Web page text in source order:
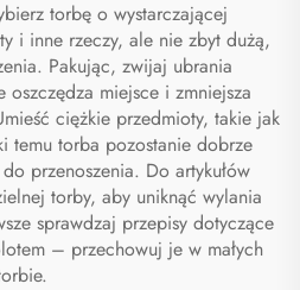
torbę o wystarczającej
i inne rzeczy, ale nie zbyt dużą,
Pakując, zwijaj ubrania
oszczędza miejsce i zmniejsza
ciężkie przedmioty, takie jak
temu torba pozostanie dobrze
przenoszenia. Do artykułów
torby, aby uniknąć wylania
sprawdzaj przepisy dotyczące
– przechowuj je w małych